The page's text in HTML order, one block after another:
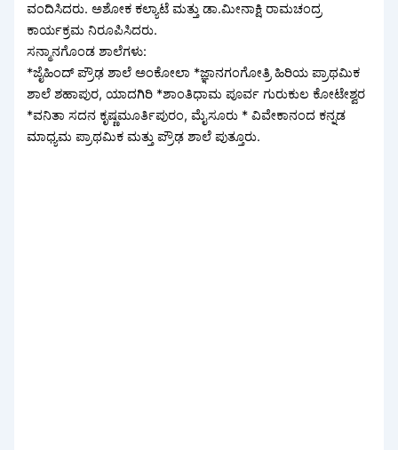
ವಂದಿಸಿದರು. ಅಶೋಕ ಕಲ್ಯಾಟೆ ಮತ್ತು ಡಾ.ಮೀನಾಕ್ಷಿ ರಾಮಚಂದ್ರ
ಕಾರ್ಯಕ್ರಮ ನಿರೂಪಿಸಿದರು.
ಸನ್ಮಾನಗೊಂಡ ಶಾಲೆಗಳು:
*ಜೈಹಿಂದ್ ಪ್ರೌಢ ಶಾಲೆ ಅಂಕೋಲಾ *ಜ್ಞಾನಗಂಗೋತ್ರಿ ಹಿರಿಯ ಪ್ರಾಥಮಿಕ
ಶಾಲೆ ಶಹಾಪುರ, ಯಾದಗಿರಿ *ಶಾಂತಿಧಾಮ ಪೂರ್ವ ಗುರುಕುಲ ಕೋಟೇಶ್ವರ
*ವನಿತಾ ಸದನ ಕೃಷ್ಣಮೂರ್ತಿಪುರಂ, ಮೈಸೂರು * ವಿವೇಕಾನಂದ ಕನ್ನಡ
ಮಾಧ್ಯಮ ಪ್ರಾಥಮಿಕ ಮತ್ತು ಪ್ರೌಢ ಶಾಲೆ ಪುತ್ತೂರು.